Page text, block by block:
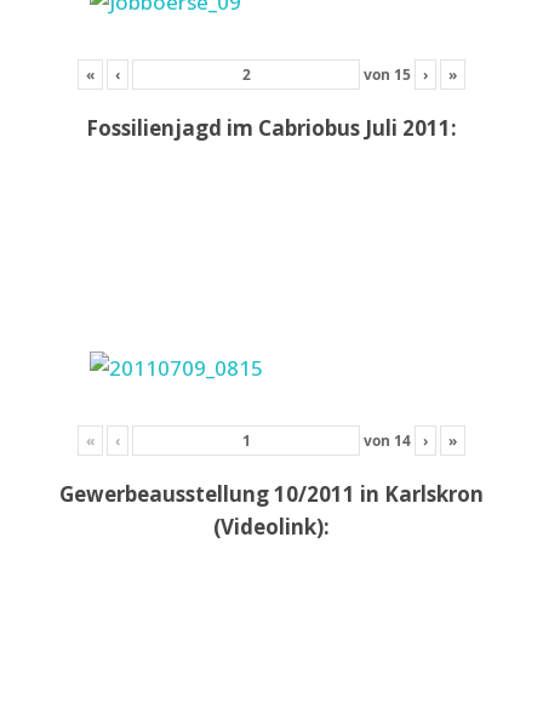
« ‹ von 15 › »
Fossilienjagd im Cabriobus Juli 2011:
« ‹ von 14 › »
Gewerbeausstellung 10/2011 in Karlskron
(Videolink):